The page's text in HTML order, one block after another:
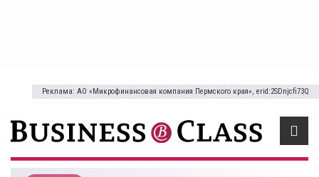
Реклама: АО «Микрофинансовая компания Пермского края», erid:2SDnjcfi73Q